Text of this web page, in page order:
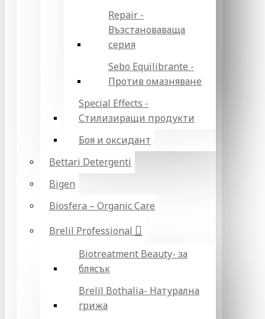
Repair -
Възстановаваща
серия
Sebo Equilibrante -
Против омазняване
Special Effects -
Стилизиращи продукти
Боя и оксидант
Bettari Detergenti
Bigen
Biosfera – Organic Care
Brelil Professional
Biotreatment Beauty- за
блясък
Brelil Bothalia- Натурална
грижа